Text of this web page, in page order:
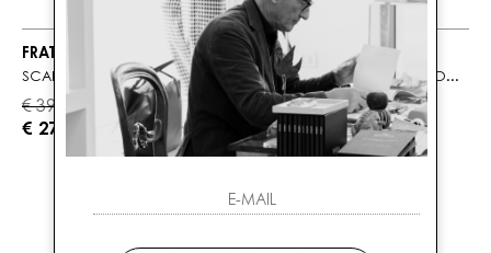
FRATELLI ROSSETTI
€ 390.00 -30%
€ 273.00
FRATELLI ROSSETTI
SCARPA STRINGATA DA UOMO ANTRACITE IN PELLE
€ 370.00 -30%
€ 259.00